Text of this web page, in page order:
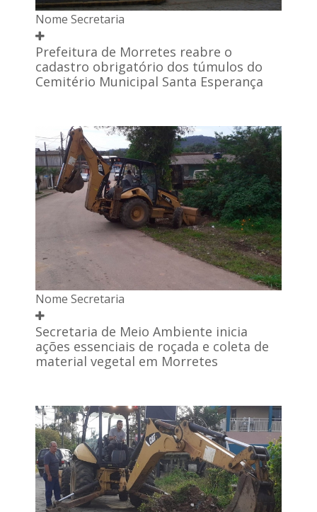
Nome Secretaria
Prefeitura de Morretes reabre o
cadastro obrigatório dos túmulos do
Cemitério Municipal Santa Esperança
Nome Secretaria
Secretaria de Meio Ambiente inicia
ações essenciais de roçada e coleta de
material vegetal em Morretes